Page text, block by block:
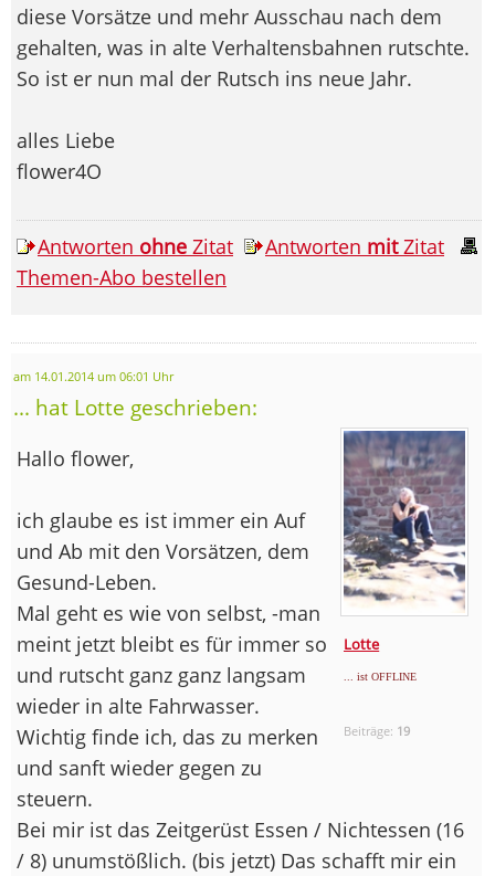
diese Vorsätze und mehr Ausschau nach dem
gehalten, was in alte Verhaltensbahnen rutschte.
So ist er nun mal der Rutsch ins neue Jahr.
alles Liebe
flower4O
Antworten ohne Zitat Antworten mitZitat
Themen-Abo bestellen
am 14.01.2014 um 06:01 Uhr
... hat Lotte geschrieben:
Lotte
... ist OFFLINE
Beiträge: 19
Hallo flower,
ich glaube es ist immer ein Auf
und Ab mit den Vorsätzen, dem
Gesund-Leben.
Mal geht es wie von selbst, -man
meint jetzt bleibt es für immer so
und rutscht ganz ganz langsam
wieder in alte Fahrwasser.
Wichtig finde ich, das zu merken
und sanft wieder gegen zu
steuern.
Bei mir ist das Zeitgerüst Essen / Nichtessen (16
/ 8) unumstößlich. (bis jetzt) Das schafft mir ein